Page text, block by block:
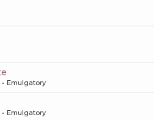
Emulgatory
Emulgatory